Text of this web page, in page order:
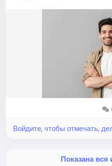
Войдите, чтобы отмечать,
Показана